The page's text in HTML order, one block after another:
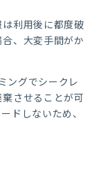
利用後に都度破
、大変手間がか
ングでシークレ
させることが可
ドしないため、